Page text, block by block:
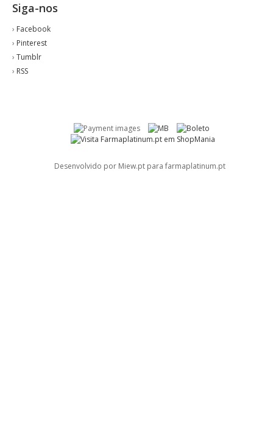
Siga-nos
› Facebook
› Pinterest
› Tumblr
› RSS
Desenvolvido por Miew.pt para farmaplatinum.pt